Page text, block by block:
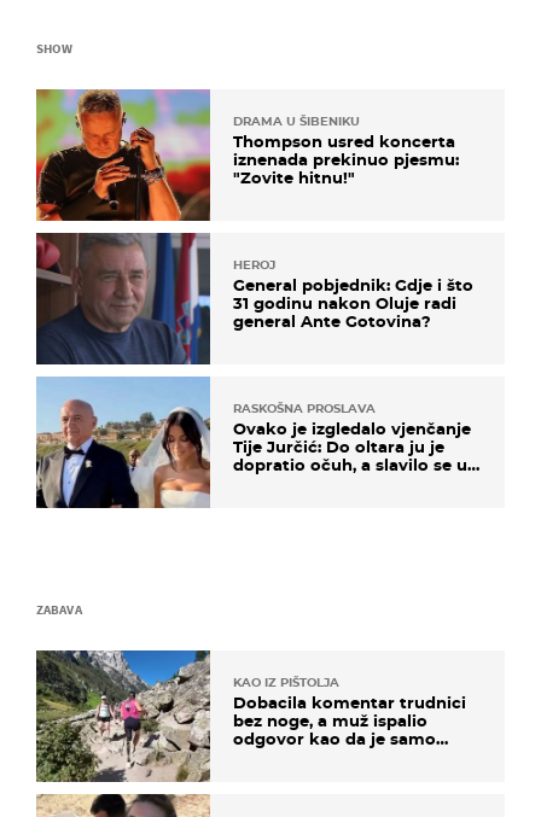
SHOW
DRAMA U ŠIBENIKU
Thompson usred koncerta
iznenada prekinuo pjesmu:
"Zovite hitnu!"
HEROJ
General pobjednik: Gdje i što
31 godinu nakon Oluje radi
general Ante Gotovina?
RASKOŠNA PROSLAVA
Ovako je izgledalo vjenčanje
Tije Jurčić: Do oltara ju je
dopratio očuh, a slavilo se uz
ZABAVA
KAO IZ PIŠTOLJA
Dobacila komentar trudnici
bez noge, a muž ispalio
odgovor kao da je samo